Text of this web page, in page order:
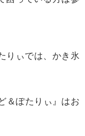
りぃでは、かき氷
＆ぽたりぃ』はお